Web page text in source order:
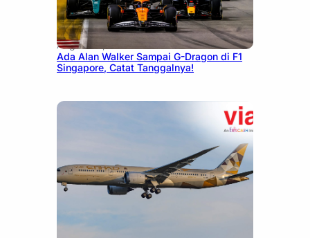
August 13, 2025
Ada Alan Walker Sampai G-Dragon di F1
Singapore, Catat Tanggalnya!